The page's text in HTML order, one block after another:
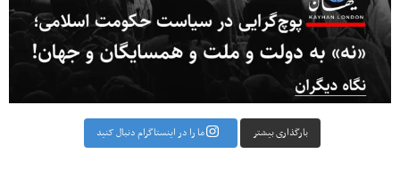
بارگذاری بیشتر ما را در اینستاگرام دنبال کنید